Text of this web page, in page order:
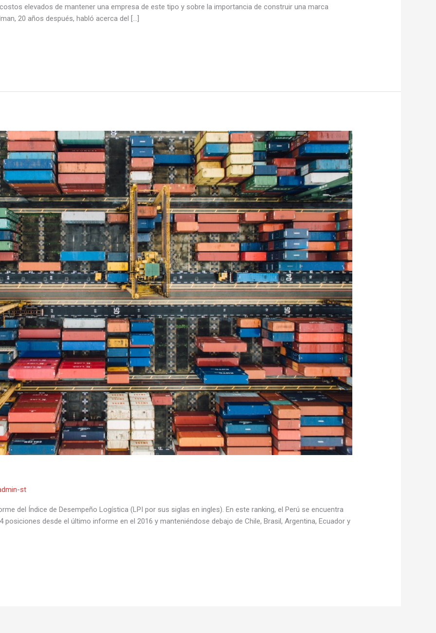
elevados de mantener una empresa de este tipo y sobre la importancia de construir una marca
20 años después, habló acerca del […]
st
del Índice de Desempeño Logística (LPI por sus siglas en ingles). En este ranking, el Perú se encuentra
posiciones desde el último informe en el 2016 y manteniéndose debajo de Chile, Brasil, Argentina, Ecuador y